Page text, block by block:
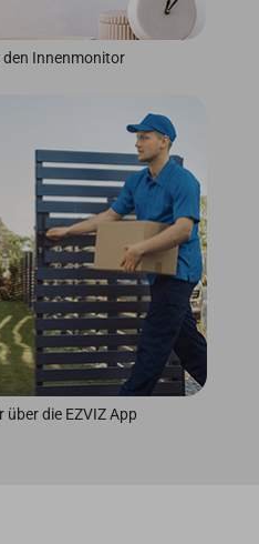
den Innenmonitor
über die EZVIZ App